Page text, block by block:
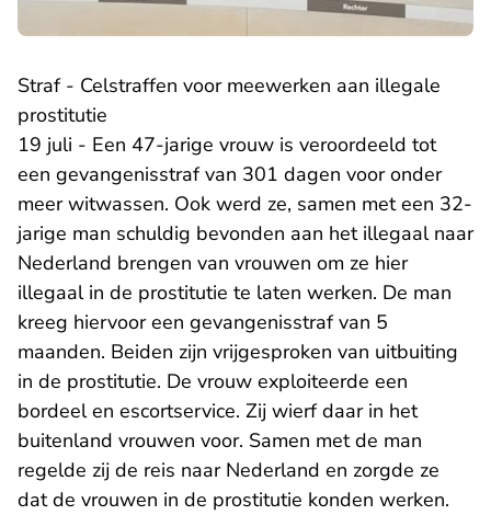
Straf - Celstraffen voor meewerken aan illegale
prostitutie
19 juli - Een 47-jarige vrouw is veroordeeld tot
een gevangenisstraf van 301 dagen voor onder
meer witwassen. Ook werd ze, samen met een 32-
jarige man schuldig bevonden aan het illegaal naar
Nederland brengen van vrouwen om ze hier
illegaal in de prostitutie te laten werken. De man
kreeg hiervoor een gevangenisstraf van 5
maanden. Beiden zijn vrijgesproken van uitbuiting
in de prostitutie. De vrouw exploiteerde een
bordeel en escortservice. Zij wierf daar in het
buitenland vrouwen voor. Samen met de man
regelde zij de reis naar Nederland en zorgde ze
dat de vrouwen in de prostitutie konden werken.